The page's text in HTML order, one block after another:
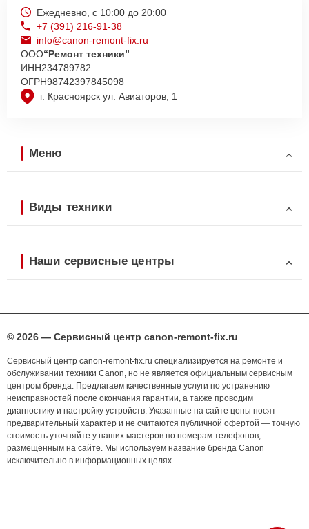
г. Красноярск ул. Авиаторов, 1
Ежедневно, с 10:00 до 20:00
+7 (391) 216-91-38
info@canon-remont-fix.ru
ООО“Ремонт техники”
ИНН234789782
ОГРН98742397845098
Меню
Виды техники
Наши сервисные центры
© 2026 — Сервисный центр canon-remont-fix.ru
Сервисный центр canon-remont-fix.ru специализируется на ремонте и
обслуживании техники Canon, но не является официальным сервисным
центром бренда. Предлагаем качественные услуги по устранению
неисправностей после окончания гарантии, а также проводим
диагностику и настройку устройств. Указанные на сайте цены носят
предварительный характер и не считаются публичной офертой — точную
стоимость уточняйте у наших мастеров по номерам телефонов,
размещённым на сайте. Мы используем название бренда Canon
исключительно в информационных целях.